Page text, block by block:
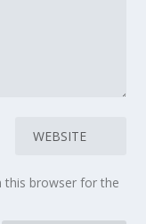
this browser for the